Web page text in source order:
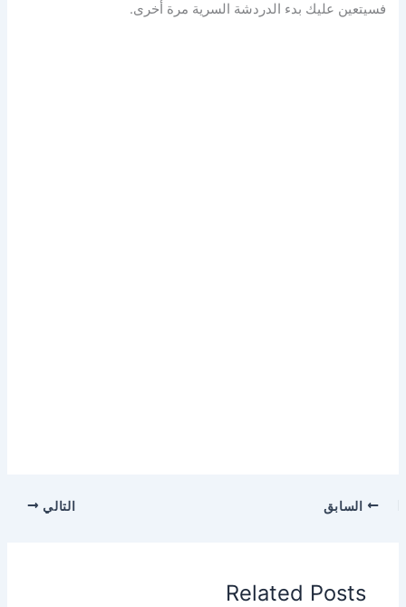
فسيتعين عليك بدء الدردشة السرية مرة أخرى.
السابق التالي
Related Posts